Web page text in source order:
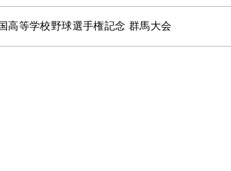
高等学校野球選手権記念 群馬大会